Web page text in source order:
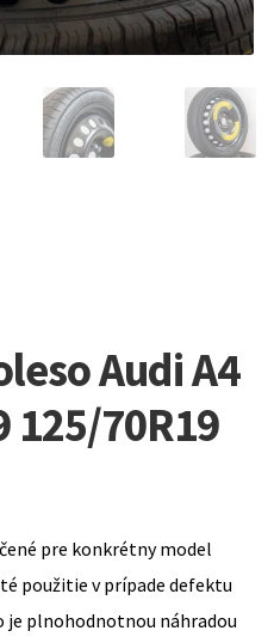
Audi A4
125/70R19
pre konkrétny model
použitie v prípade defektu
je plnohodnotnou náhradou